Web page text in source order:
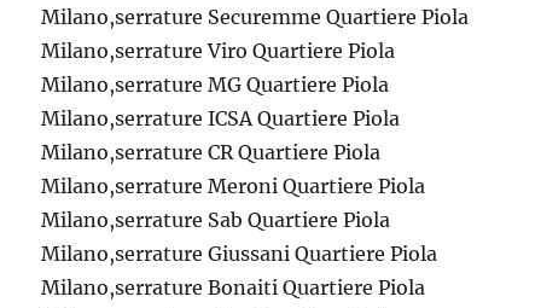
Milano,serrature Securemme Quartiere Piola
Milano,serrature Viro Quartiere Piola
Milano,serrature MG Quartiere Piola
Milano,serrature ICSA Quartiere Piola
Milano,serrature CR Quartiere Piola
Milano,serrature Meroni Quartiere Piola
Milano,serrature Sab Quartiere Piola
Milano,serrature Giussani Quartiere Piola
Milano,serrature Bonaiti Quartiere Piola